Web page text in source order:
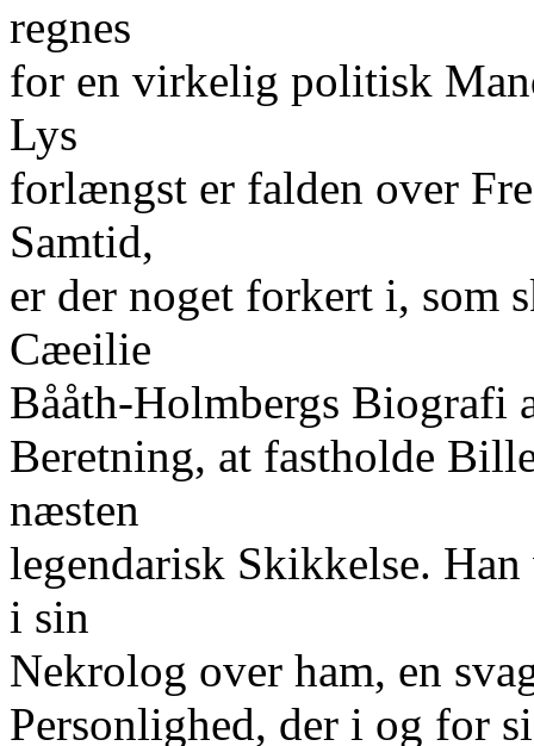
regnes
for en virkelig politisk
Lys
forlængst er falden over
Samtid,
er der noget forkert i, som
Cæeilie
Bååth-Holmbergs Biografi
Beretning, at fastholde
næsten
legendarisk Skikkelse.
i sin
Nekrolog over ham, en
Personlighed, der i og for